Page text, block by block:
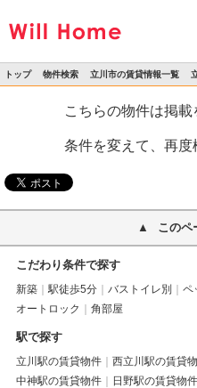
トップ 物件検索 立川市の賃貸情報一覧
こちらの物件は掲載
条件を変えて、再度
このペ
こだわり条件で探す
新築 駅徒歩5分 バストイレ別 ペ
オートロック
角部屋
駅で探す
立川駅の賃貸物件 西立川駅の賃貸
中神駅の賃貸物件
日野駅の賃貸物件